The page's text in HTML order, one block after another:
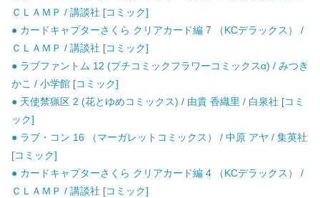
ＣＬＡＭＰ / 講談社 [コミック]
● カードキャプターさくら クリアカード編 7 （KCデラックス） /
ＣＬＡＭＰ / 講談社 [コミック]
● ラブファントム 12 (プチコミックフラワーコミックスα) / みつき
かこ / 小学館 [コミック]
● 天使禁猟区 2 (花とゆめコミックス) / 由貴 香織里 / 白泉社 [コミ
ック]
● ラブ・コン 16 （マーガレットコミックス） / 中原 アヤ / 集英社
[コミック]
● カードキャプターさくら クリアカード編 4 （KCデラックス） /
ＣＬＡＭＰ / 講談社 [コミック]